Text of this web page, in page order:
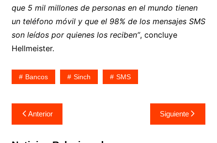
que 5 mil millones de personas en el mundo tienen
un teléfono móvil y que el 98% de los mensajes SMS
son leídos por quienes los reciben”, concluye
Hellmeister.
Bancos Sinch SMS
Navegación
de
Anterior Siguiente